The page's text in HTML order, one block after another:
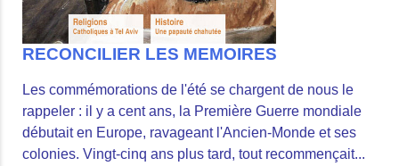
RECONCILIER LES MEMOIRES
Les commémorations de l'été se chargent de nous le
rappeler : il y a cent ans, la Première Guerre mondiale
débutait en Europe, ravageant l'Ancien-Monde et ses
colonies. Vingt-cinq ans plus tard, tout recommençait...